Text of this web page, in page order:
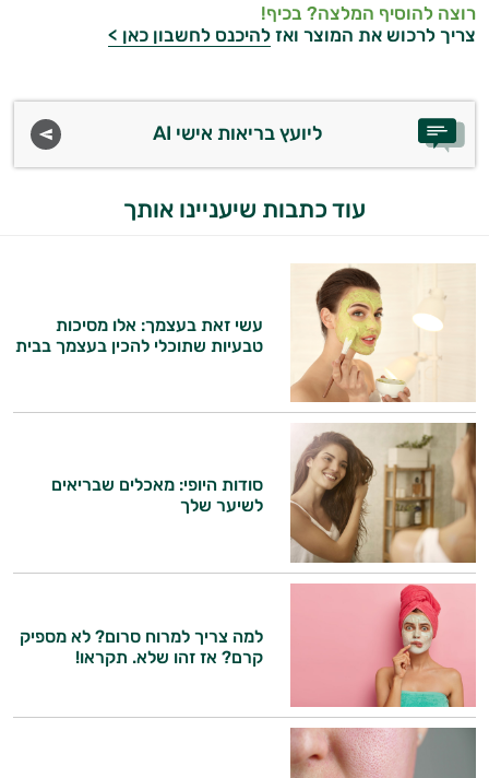
רוצה להוסיף המלצה? בכיף!
צריך לרכוש את המוצר ואז להיכנס לחשבון כאן >
ליועץ בריאות אישי AI
עוד כתבות שיעניינו אותך
עשי זאת בעצמך: אלו מסיכות
טבעיות שתוכלי להכין בעצמך בבית
סודות היופי: מאכלים שבריאים
לשיער שלך
למה צריך למרוח סרום? לא מספיק
קרם? אז זהו שלא. תקראו!